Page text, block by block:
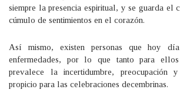
siempre la presencia espiritual, y se guarda el
cúmulo de sentimientos en el corazón.
Así mismo, existen personas que hoy día
enfermedades, por lo que tanto para
prevalece la incertidumbre, preocupación
propicio para las celebraciones decembrinas.